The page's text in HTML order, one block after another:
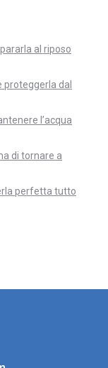
al riposo
proteggerla dal
l’acqua
di tornare a
perfetta tutto